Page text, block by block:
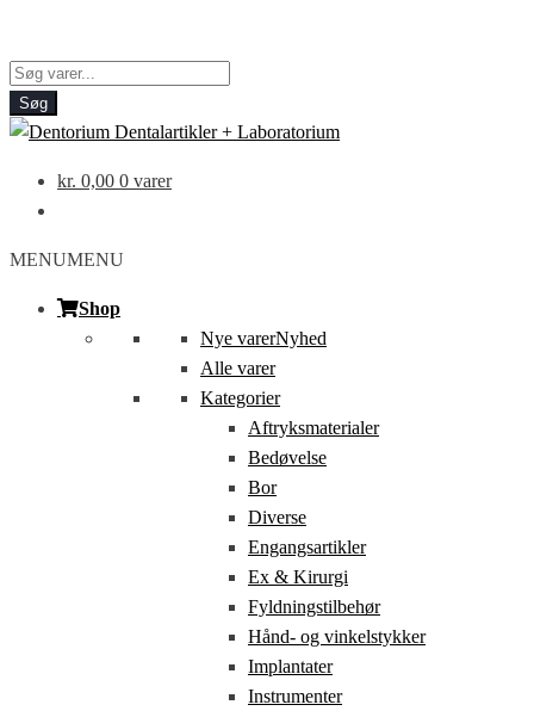
Products
search
Søg
kr. 0,00 0 varer
MENUMENU
Shop
Nye varerNyhed
Alle varer
Kategorier
Aftryksmaterialer
Bedøvelse
Bor
Diverse
Engangsartikler
Ex & Kirurgi
Fyldningstilbehør
Hånd- og vinkelstykker
Implantater
Instrumenter